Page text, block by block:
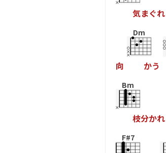
気まぐれ
向
Dm
かう
Bm
枝分かれ
F#7